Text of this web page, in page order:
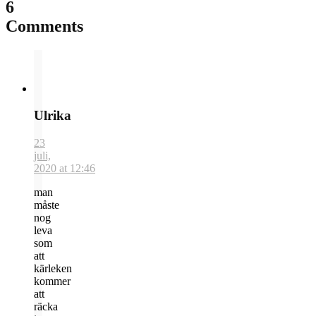
6
Comments
Ulrika
23
juli,
2020 at 12:46
man
måste
nog
leva
som
att
kärleken
kommer
att
räcka